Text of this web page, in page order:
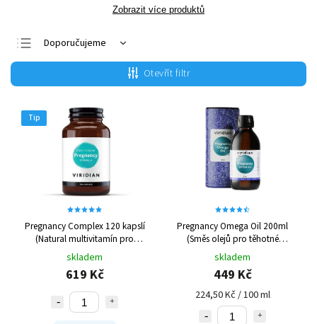
Zobrazit více produktů
Doporučujeme
Nejlevnější
Nejdražší
Nejprodávanější
Abecedně
Otevřít filtr
Tip
Pregnancy Complex 120 kapslí
(Natural multivitamín pro
těhotné)
skladem
619 Kč
Pregnancy Omega Oil 200ml
(Směs olejů pro těhotné
poskytující omega 3, 6 a 9)
skladem
449 Kč
224,50 Kč / 100 ml